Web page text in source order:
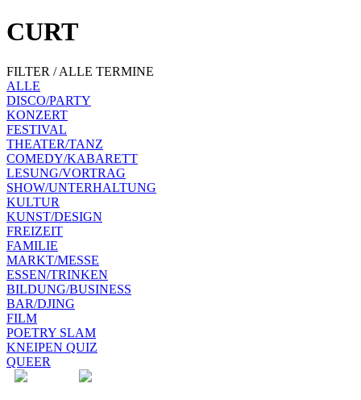
CURT
FILTER / ALLE TERMINE
ALLE
DISCO/PARTY
KONZERT
FESTIVAL
THEATER/TANZ
COMEDY/KABARETT
LESUNG/VORTRAG
SHOW/UNTERHALTUNG
KULTUR
KUNST/DESIGN
FREIZEIT
FAMILIE
MARKT/MESSE
ESSEN/TRINKEN
BILDUNG/BUSINESS
BAR/DJING
FILM
POETRY SLAM
KNEIPEN QUIZ
QUEER